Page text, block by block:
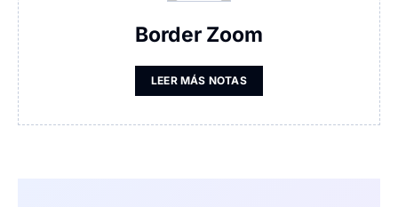
Border Zoom
LEER MÁS NOTAS